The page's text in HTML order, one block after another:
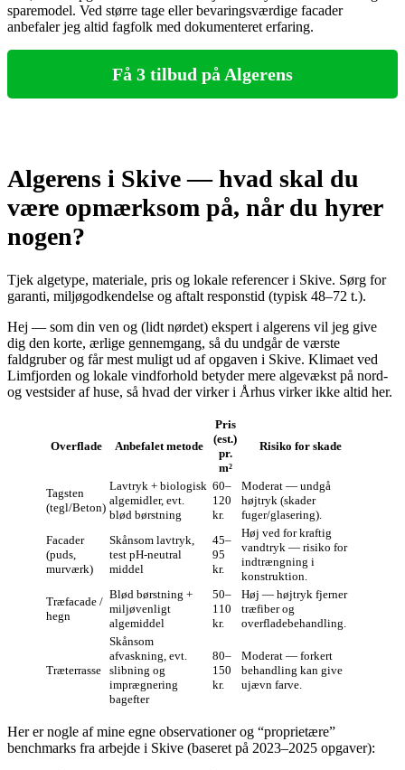
sparemodel. Ved større tage eller bevaringsværdige facader
anbefaler jeg altid fagfolk med dokumenteret erfaring.
Få 3 tilbud på Algerens
Algerens i Skive — hvad skal du
være opmærksom på, når du hyrer
nogen?
Tjek algetype, materiale, pris og lokale referencer i Skive. Sørg for
garanti, miljøgodkendelse og aftalt responstid (typisk 48–72 t.).
Hej — som din ven og (lidt nørdet) ekspert i algerens vil jeg give
dig den korte, ærlige gennemgang, så du undgår de værste
faldgruber og får mest muligt ud af opgaven i Skive. Klimaet ved
Limfjorden og lokale vindforhold betyder mere algevækst på nord-
og vestsider af huse, så hvad der virker i Århus virker ikke altid her.
Overflade Anbefalet metode
Pris
(est.)
pr.
m²
Risiko for skade
Tagsten
(tegl/Beton)
Lavtryk + biologisk
algemidler, evt.
blød børstning
60–
120
kr.
Moderat — undgå
højtryk (skader
fuger/glasering).
Facader
(puds,
murværk)
Skånsom lavtryk,
test pH-neutral
middel
45–
95
kr.
Høj ved for kraftig
vandtryk — risiko for
indtrængning i
konstruktion.
Træfacade /
hegn
Blød børstning +
miljøvenligt
algemiddel
50–
110
kr.
Høj — højtryk fjerner
træfiber og
overfladebehandling.
Træterrasse
Skånsom
afvaskning, evt.
slibning og
imprægnering
bagefter
80–
150
kr.
Moderat — forkert
behandling kan give
ujævn farve.
Her er nogle af mine egne observationer og “proprietære”
benchmarks fra arbejde i Skive (baseret på 2023–2025 opgaver):